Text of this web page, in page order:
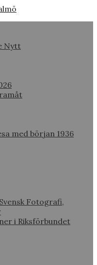
Nytt
med början 1936
Fotografi,
i Riksförbundet